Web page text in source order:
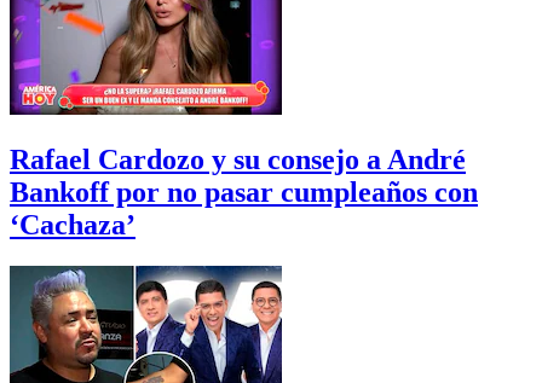
Rafael Cardozo y su consejo a André
Bankoff por no pasar cumpleaños con
‘Cachaza’